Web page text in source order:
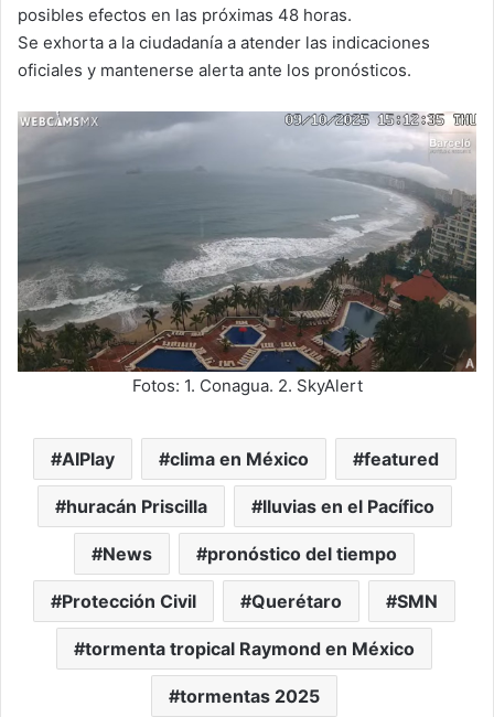
posibles efectos en las próximas 48 horas.
Se exhorta a la ciudadanía a atender las indicaciones
oficiales y mantenerse alerta ante los pronósticos.
Fotos: 1. Conagua. 2. SkyAlert
AIPlay clima en México featured
huracán Priscilla lluvias en el Pacífico
News pronóstico del tiempo
Protección Civil Querétaro SMN
tormenta tropical Raymond en México
tormentas 2025